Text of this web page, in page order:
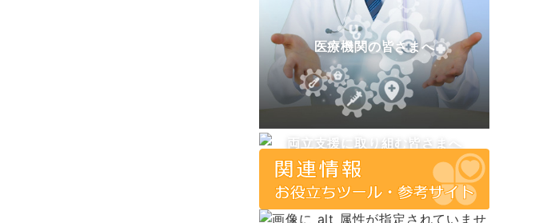
医療機関の皆さまへ
両立支援に取り組む皆さまへ